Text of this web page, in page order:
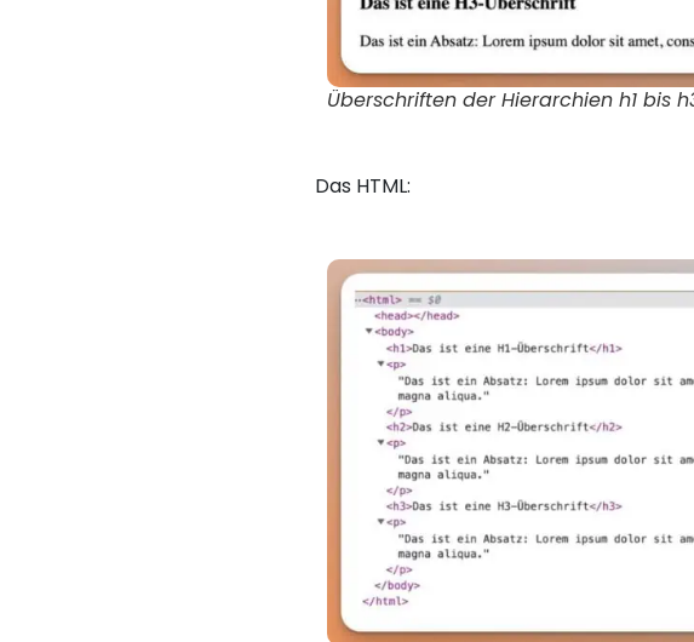
Überschriften der Hierarchien h1 bis
Das HTML: